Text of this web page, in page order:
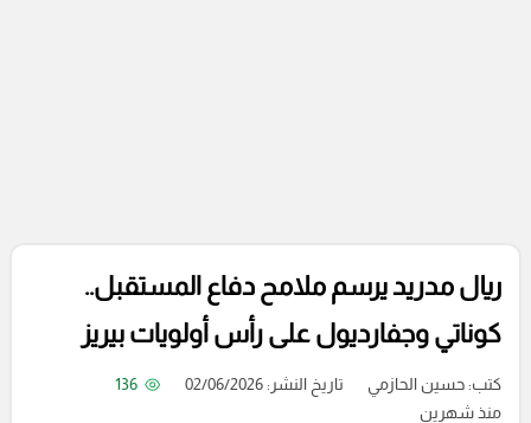
ريال مدريد يرسم ملامح دفاع المستقبل..
كوناتي وجفارديول على رأس أولويات بيريز
كتب:حسين الحازمي تاريخ النشر: 02/06/2026
136
منذ شهرين